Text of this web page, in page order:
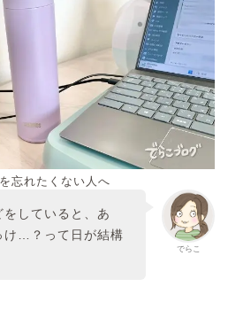
忘れたくない人へ
でらこ
していると、あ
け…？って日が結構